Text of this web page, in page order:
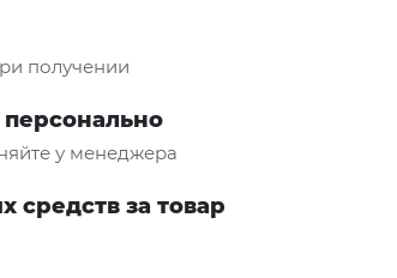
получении
персонально
у менеджера
за товар